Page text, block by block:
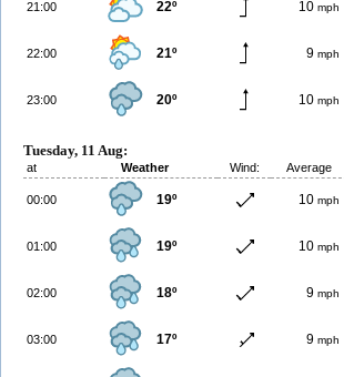
21:00 22º 10 mph
22:00 21º 9 mph
23:00 20º 10 mph
Tuesday, 11 Aug:
at Weather Wind: Average
00:00 19º 10 mph
01:00 19º 10 mph
02:00 18º 9 mph
03:00 17º 9 mph